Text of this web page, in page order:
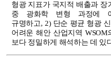
형광 지표가 국지적 배출과 장
중 광화학 변형 과정에
규명하고, 2) 단순 평균 형광
어려운 해안 산업지역
보다 정밀하게 해석하는 데 있